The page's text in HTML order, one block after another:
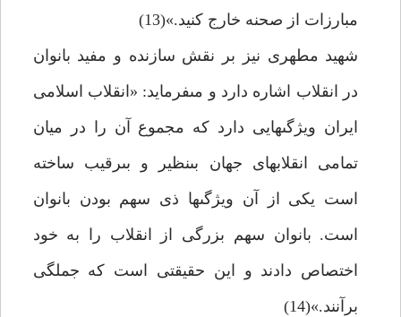
مبارزات از صحنه خارج كنيد.»(13)
شهيد مطهرى نيز بر نقش سازنده و مفيد بانوان
در انقلاب اشاره دارد و مى‏فرمايد: «انقلاب اسلامى
ايران ويژگى‏هايى دارد كه مجموع آن را در ميان
تمامى انقلاب‏هاى جهان بى‏نظير و بى‏رقيب ساخته
است يكى از آن ويژگى‏ها ذى سهم بودن بانوان
است. بانوان سهم بزرگى از انقلاب را به خود
اختصاص دادند و اين حقيقتى است كه جملگى
برآنند.»(14)